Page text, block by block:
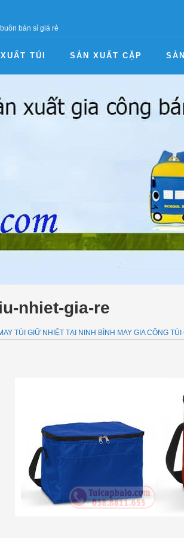
bán sỉ giá rẻ
TÚI SẢN XUẤT CẶP
nhiet-gia-re
TÚI GIỮ NHIỆT TẠI NINH BÌNH MAY GIA CÔNG